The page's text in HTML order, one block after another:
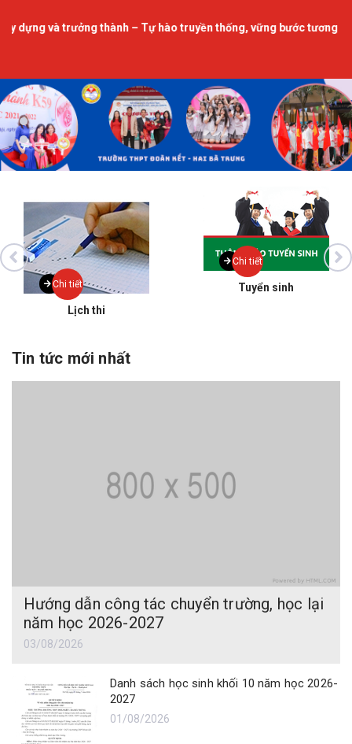
và trưởng thành – Tự hào truyền thống, vững bước tương lai.
Chi tiết
Lịch thi
Chi tiết
Tuyển sinh
Tin tức mới nhất
Hướng dẫn công tác chuyển trường, học lại
năm học 2026-2027
03/08/2026
Danh sách học sinh khối 10 năm học 2026-
2027
01/08/2026